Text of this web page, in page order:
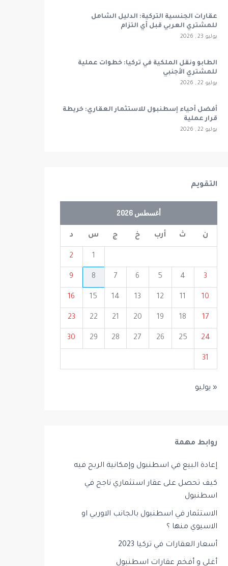
عقارات الجنسية التركية: الدليل الشامل
للمشتري العربي قبل أي التزام
يوليو 23 , 2026
الطابو ونقل الملكية في تركيا: خطوات عملية
للمشتري الأجنبي
يوليو 22 , 2026
أفضل أحياء إسطنبول للاستثمار العقاري: خريطة
قرار عملية
يوليو 22 , 2026
التقويم
أغسطس 2026
ن ث أرب خ ج س د
1
2
3
4
5
6
7
8
9
10
11
12
13
14
15
16
17
18
19
20
21
22
23
24
25
26
27
28
29
30
31
« يوليو
روابط مهمة
إعادة البيع في اسطنبول وإمكانية الربح فيه
كيف تحصل على عقار استثماري ناجح في
اسطنبول
الاستثمار في اسطنبول بالجانب الاوربي او
الاسيوي منها ؟
أسعار العقارات في تركيا 2023
أغلى و أفخم عقارات اسطنبول